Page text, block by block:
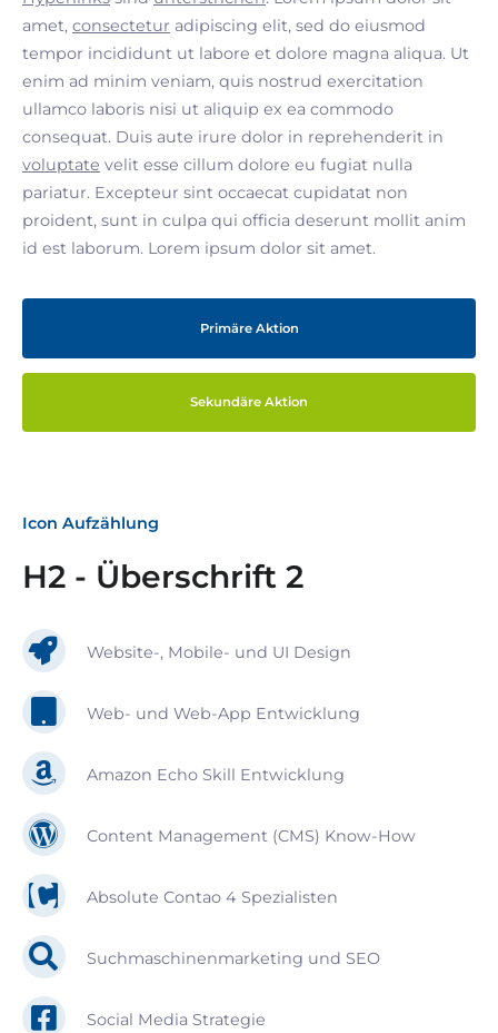
amet, consectetur adipiscing elit, sed do eiusmod
tempor incididunt ut labore et dolore magna aliqua. Ut
enim ad minim veniam, quis nostrud exercitation
ullamco laboris nisi ut aliquip ex ea commodo
consequat. Duis aute irure dolor in reprehenderit in
voluptate velit esse cillum dolore eu fugiat nulla
pariatur. Excepteur sint occaecat cupidatat non
proident, sunt in culpa qui officia deserunt mollit anim
id est laborum. Lorem ipsum dolor sit amet.
Primäre Aktion
Sekundäre Aktion
Icon Aufzählung
H2 - Überschrift 2
Website-, Mobile- und UI Design
Web- und Web-App Entwicklung
Amazon Echo Skill Entwicklung
Content Management (CMS) Know-How
Absolute Contao 4 Spezialisten
Suchmaschinenmarketing und SEO
Social Media Strategie